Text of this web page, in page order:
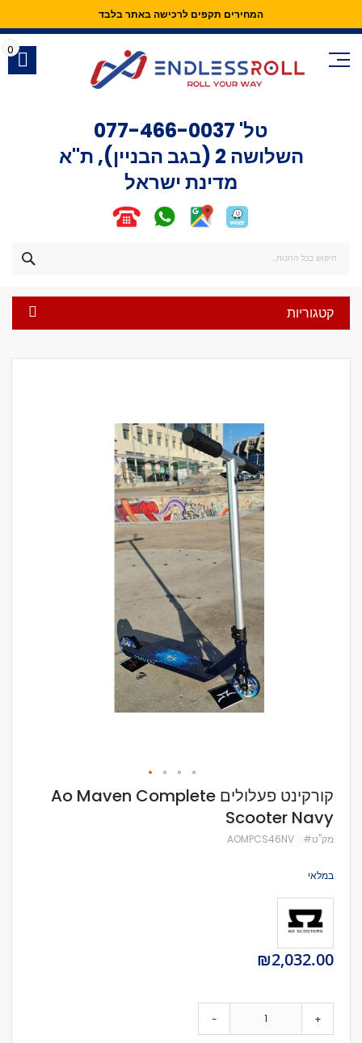
המחירים תקפים לרכישה באתר בלבד
Skip
Content
טל' 077-466-0037
השלושה 2 (בגב הבניין), ת"א
מדינת ישראל
0
קטגוריות
לדלג
להתחלה
של
גלריית
תמונות
קורקינט פעלולים Ao Maven Complete
Scooter Navy
מק''ט AOMPCS46NV
במלאי
₪2,032.00
- +